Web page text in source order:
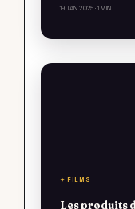
19 JAN 2025 · 1 MIN
✦ FILMS
Les produits